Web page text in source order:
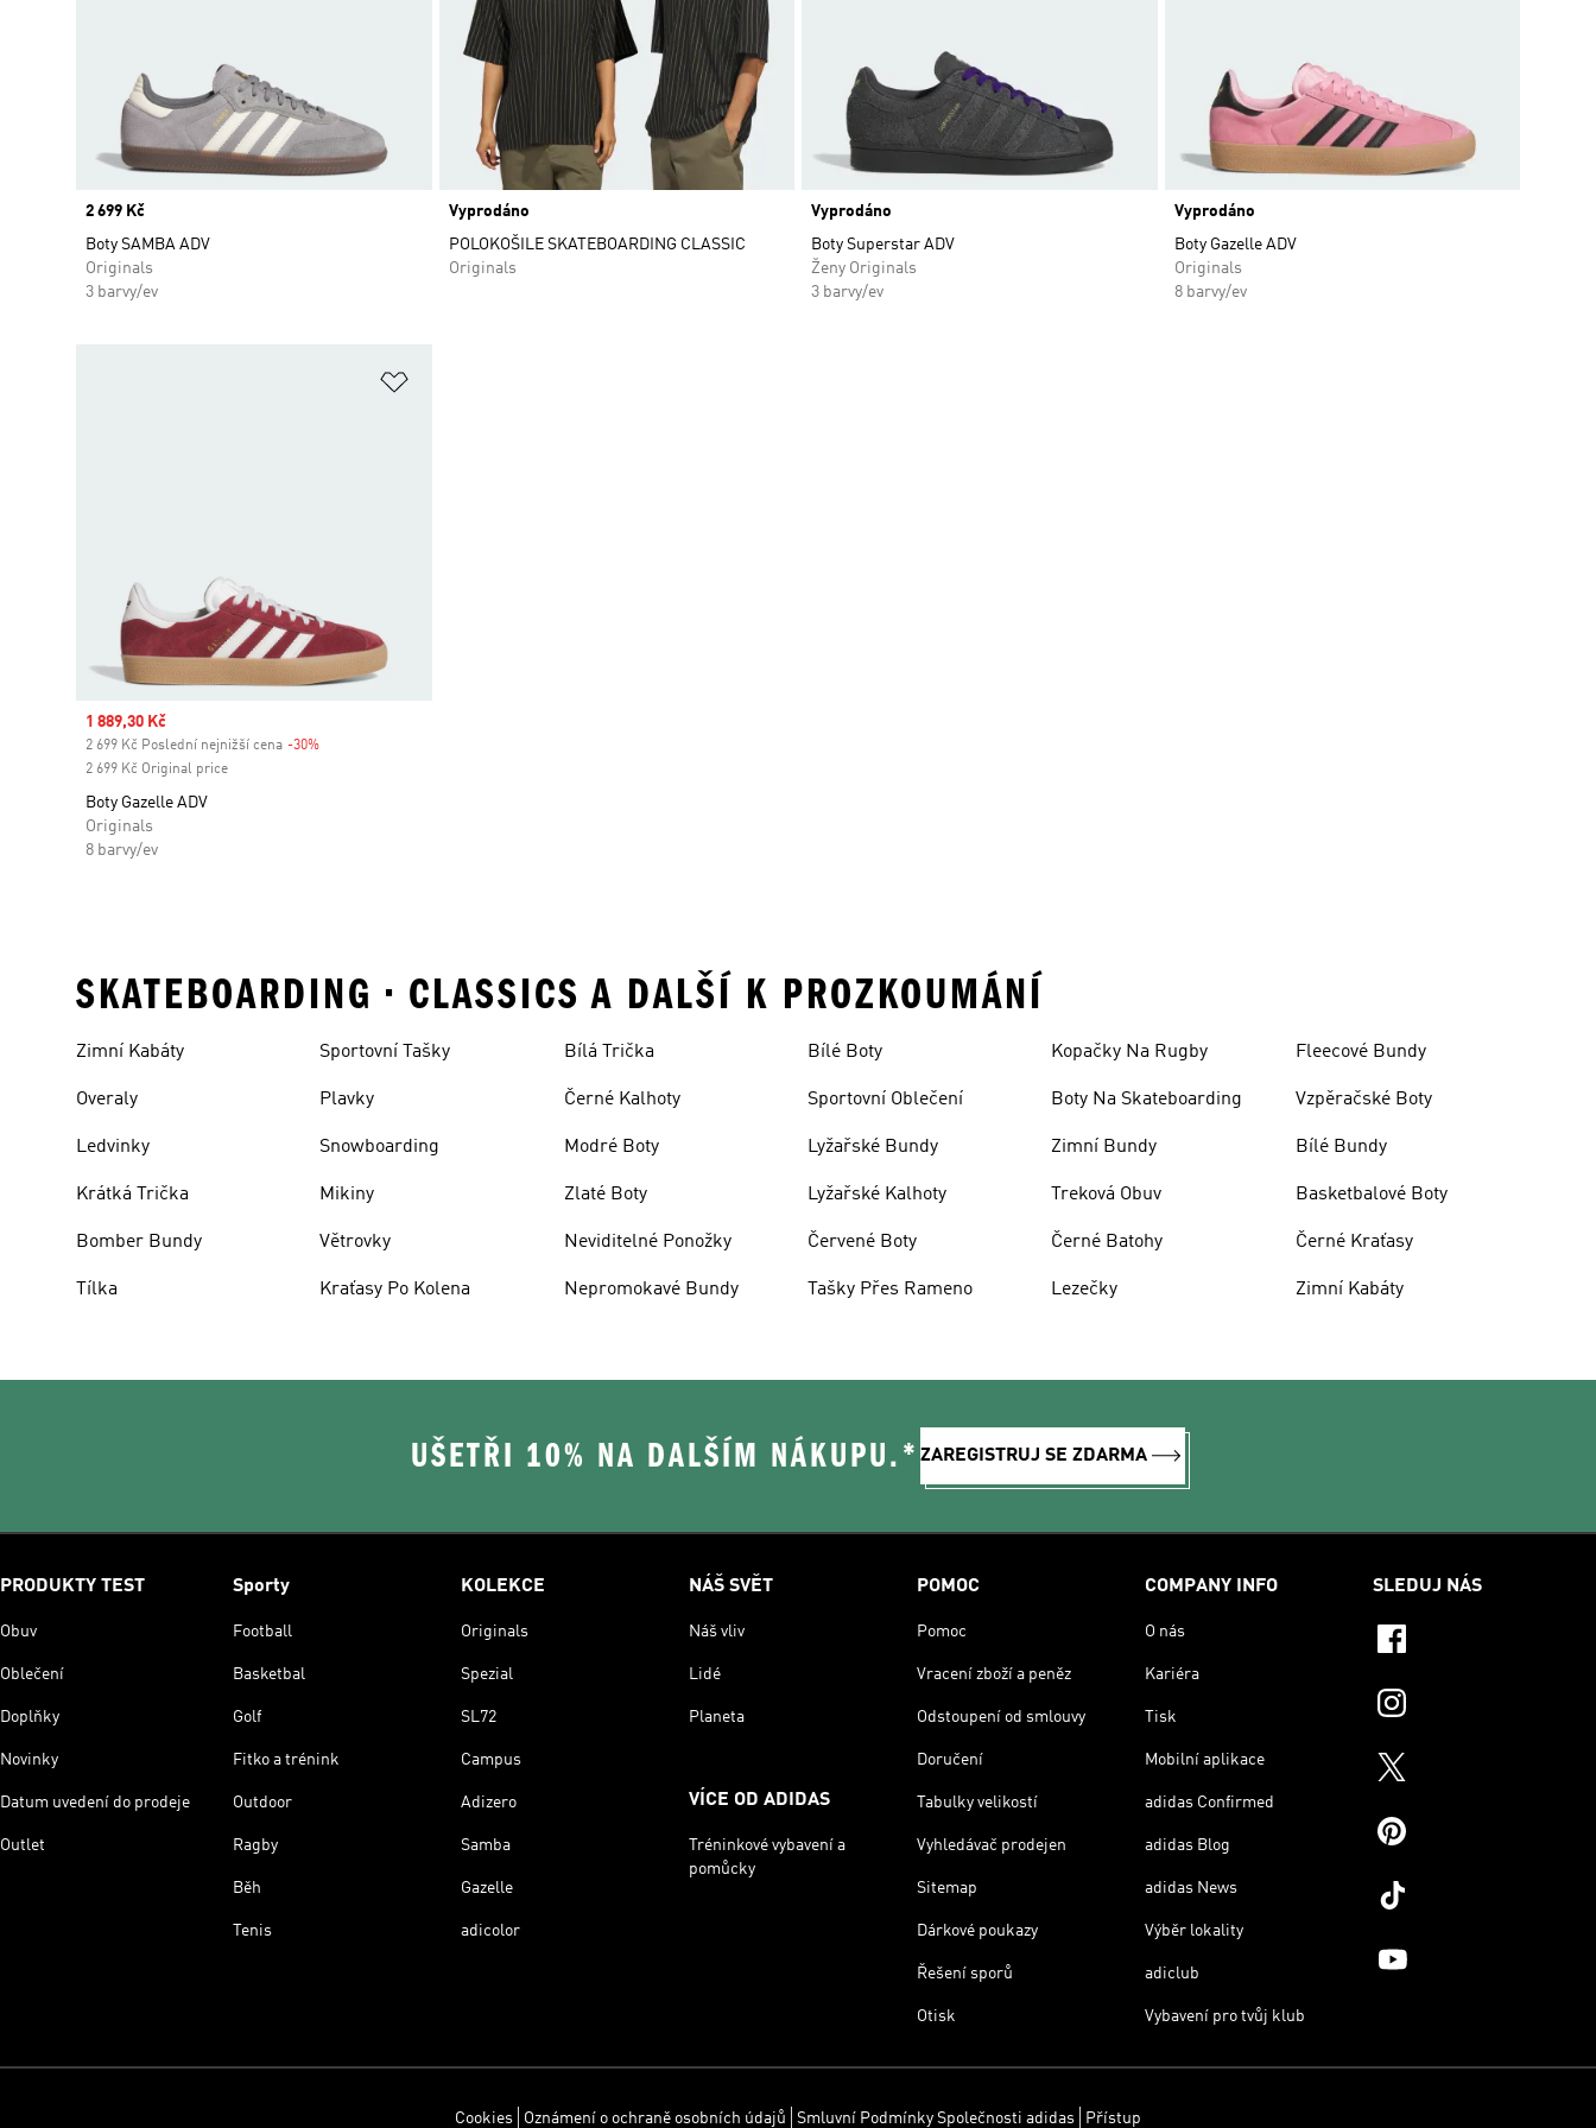
Price
2 699 Kč
Boty SAMBA ADV
Originals
3 barvy/ev
Vyprodáno
POLOKOŠILE SKATEBOARDING CLASSIC
Originals
Vyprodáno
Boty Superstar ADV
Ženy Originals
3 barvy/ev
Vyprodáno
Boty Gazelle ADV
Originals
8 barvy/ev
Sale price
1 889,30 Kč
2 699 Kč Poslední nejnižší cena -30%
2 699 Kč Original price
Boty Gazelle ADV
Originals
8 barvy/ev
SKATEBOARDING • CLASSICS A DALŠÍ K PROZKOUMÁNÍ
Zimní Kabáty
Overaly
Ledvinky
Krátká Trička
Bomber Bundy
Tílka
Sportovní Tašky
Plavky
Snowboarding
Mikiny
Větrovky
Kraťasy Po Kolena
Bílá Trička
Černé Kalhoty
Modré Boty
Zlaté Boty
Neviditelné Ponožky
Nepromokavé Bundy
Bílé Boty
Sportovní Oblečení
Lyžařské Bundy
Lyžařské Kalhoty
Červené Boty
Tašky Přes Rameno
Kopačky Na Rugby
Boty Na Skateboarding
Zimní Bundy
Treková Obuv
Černé Batohy
Lezečky
Fleecové Bundy
Vzpěračské Boty
Bílé Bundy
Basketbalové Boty
Černé Kraťasy
Zimní Kabáty
UŠETŘI 10% NA DALŠÍM NÁKUPU.* ZAREGISTRUJ SE ZDARMA
PRODUKTY TEST
Obuv
Oblečení
Doplňky
Novinky
Datum uvedení do prodeje
Outlet
Sporty
Football
Basketbal
Golf
Fitko a trénink
Outdoor
Ragby
Běh
Tenis
KOLEKCE
Originals
Spezial
SL72
Campus
Adizero
Samba
Gazelle
adicolor
NÁŠ SVĚT
Náš vliv
Lidé
Planeta
VÍCE OD ADIDAS
Tréninkové vybavení a
pomůcky
POMOC
Pomoc
Vracení zboží a peněz
Odstoupení od smlouvy
Doručení
Tabulky velikostí
Vyhledávač prodejen
Sitemap
Dárkové poukazy
Řešení sporů
Otisk
COMPANY INFO
O nás
Kariéra
Tisk
Mobilní aplikace
adidas Confirmed
adidas Blog
adidas News
Výběr lokality
adiclub
Vybavení pro tvůj klub
SLEDUJ NÁS
Cookies Oznámení o ochraně osobních údajů Smluvní Podmínky Společnosti adidas Přístup